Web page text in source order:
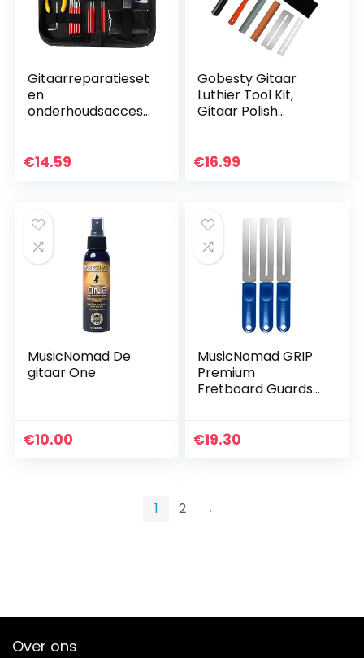
Gitaarreparatieset
en
onderhoudsaccess
met gitaarnaald,
€14.59
Gobesty Gitaar
Luthier Tool Kit,
Gitaar Polish
Kroning File, Rubber
€16.99
MusicNomad De
gitaar One
€10.00
MusicNomad GRIP
Premium
Fretboard Guards
€19.30
1 2 →
Over ons